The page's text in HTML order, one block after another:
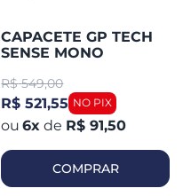
CAPACETE GP TECH
SENSE MONO
R$ 549,00
R$ 521,55
6x de R$ 91,50
COMPRAR